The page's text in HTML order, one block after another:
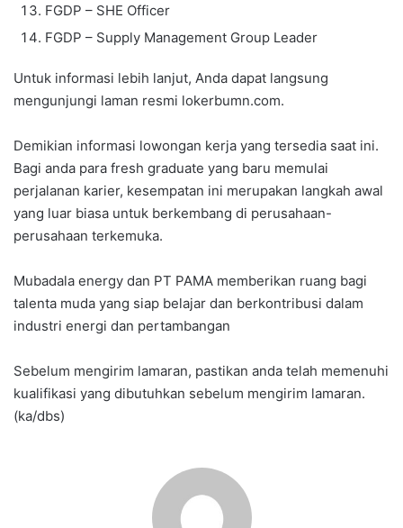
FGDP – SHE Officer
FGDP – Supply Management Group Leader
Untuk informasi lebih lanjut, Anda dapat langsung
mengunjungi laman resmi lokerbumn.com.
Demikian informasi lowongan kerja yang tersedia saat ini.
Bagi anda para fresh graduate yang baru memulai
perjalanan karier, kesempatan ini merupakan langkah awal
yang luar biasa untuk berkembang di perusahaan-
perusahaan terkemuka.
Mubadala energy dan PT PAMA memberikan ruang bagi
talenta muda yang siap belajar dan berkontribusi dalam
industri energi dan pertambangan
Sebelum mengirim lamaran, pastikan anda telah memenuhi
kualifikasi yang dibutuhkan sebelum mengirim lamaran.
(ka/dbs)